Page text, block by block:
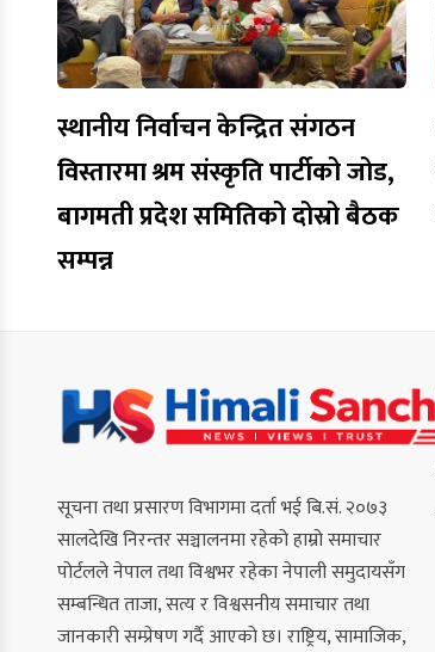
स्थानीय निर्वाचन केन्द्रित संगठन
विस्तारमा श्रम संस्कृति पार्टीको जोड,
बागमती प्रदेश समितिको दोस्रो बैठक
सम्पन्न
सूचना तथा प्रसारण विभागमा दर्ता भई बि.सं. २०७३
सालदेखि निरन्तर सञ्चालनमा रहेको हाम्रो समाचार
पोर्टलले नेपाल तथा विश्वभर रहेका नेपाली समुदायसँग
सम्बन्धित ताजा, सत्य र विश्वसनीय समाचार तथा
जानकारी सम्प्रेषण गर्दै आएको छ। राष्ट्रिय, सामाजिक,